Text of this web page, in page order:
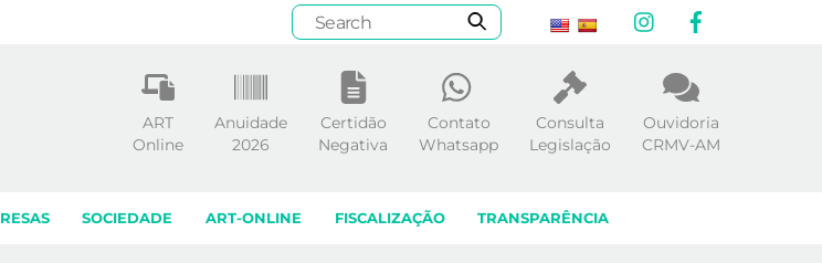
ART
Online
Anuidade
2026
Certidão
Negativa
Contato
Whatsapp
Consulta
Legislação
Ouvidoria
CRMV-AM
Instagram
SOCIEDADE ART-ONLINE FISCALIZAÇÃO TRANSPARÊNCIA